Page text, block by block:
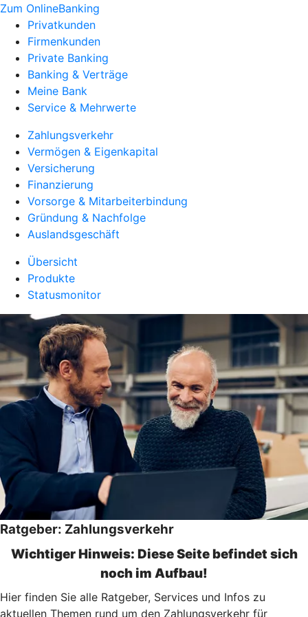
Zum OnlineBanking
Privatkunden
Firmenkunden
Private Banking
Banking & Verträge
Meine Bank
Service & Mehrwerte
Zahlungsverkehr
Vermögen & Eigenkapital
Versicherung
Finanzierung
Vorsorge & Mitarbeiterbindung
Gründung & Nachfolge
Auslandsgeschäft
Übersicht
Produkte
Statusmonitor
Ratgeber: Zahlungsverkehr
Wichtiger Hinweis: Diese Seite befindet sich
noch im Aufbau!
Hier finden Sie alle Ratgeber, Services und Infos zu
aktuellen Themen rund um den Zahlungsverkehr für